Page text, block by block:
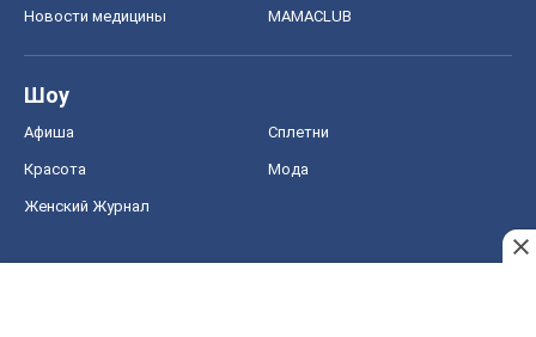
Новости медицины MAMACLUB
Шоу
Афиша Сплетни
Красота Мода
Женский Журнал